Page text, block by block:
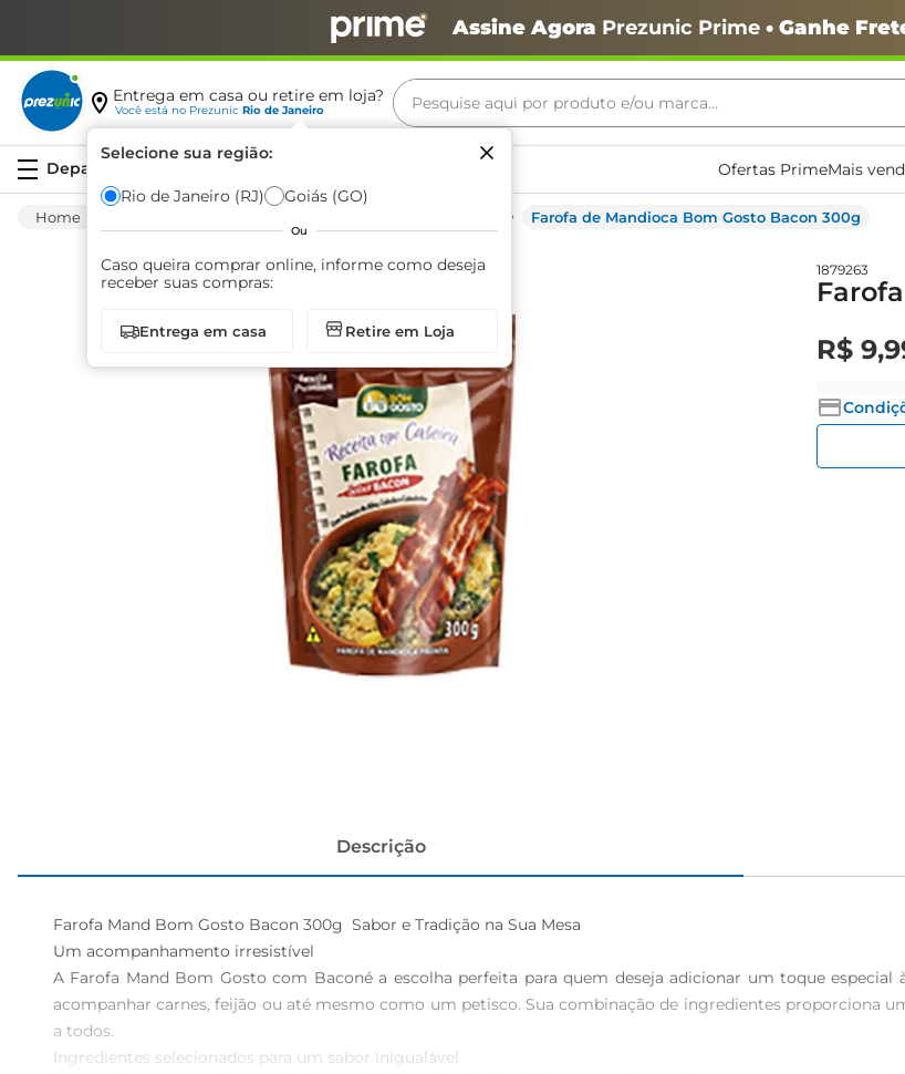
Assine Agora Prezunic Prime• Ganhe
Entrega em casa ou retire em loja?
Você está no Prezunic Rio de Janeiro
Selecione sua região:
Rio de Janeiro (RJ) Goiás (GO)
Ou
Caso queira comprar online, informe como deseja
receber suas compras:
Entrega em casa Retire em Loja
Pesquise aqui por produto e/ou marca...
Ofertas PrimeMais
Farofa de Mandioca Bom Gosto Bacon 300g
1879263
R$ 9,
Descrição
Farofa Mand Bom Gosto Bacon 300g  Sabor e Tradição na Sua Mesa
Um acompanhamento irresistível
A Farofa Mand Bom Gosto com Baconé a escolha perfeita para quem deseja adicionar um toque especial
acompanhar carnes, feijão ou até mesmo como um petisco. Sua combinação de ingredientes proporciona
a todos.
Ingredientes selecionados para um sabor inigualável
Termos mais buscados
café
arroz
biscoito
azeite
iogurte
papel higiênico
cerveja